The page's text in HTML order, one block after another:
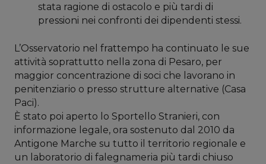
stata ragione di ostacolo e più tardi di
pressioni nei confronti dei dipendenti stessi.
L’Osservatorio nel frattempo ha continuato le sue
attività soprattutto nella zona di Pesaro, per
maggior concentrazione di soci che lavorano in
penitenziario o presso strutture alternative (Casa
Paci).
È stato poi aperto lo Sportello Stranieri, con
informazione legale, ora sostenuto dal 2010 da
Antigone Marche su tutto il territorio regionale e
un laboratorio di falegnameria più tardi chiuso